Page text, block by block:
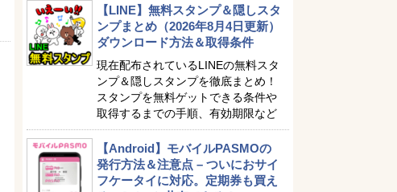
【LINE】無料スタンプ＆隠しスタ
ンプまとめ（2026年8月4日更新）
ダウンロード方法＆取得条件
現在配布されているLINEの無料スタ
ンプ＆隠しスタンプを徹底まとめ！
スタンプを無料ゲットできる条件や
取得するまでの手順、有効期限など
【Android】モバイルPASMOの
発行方法＆注意点 – ついにおサイ
フケータイに対応。定期券も買え